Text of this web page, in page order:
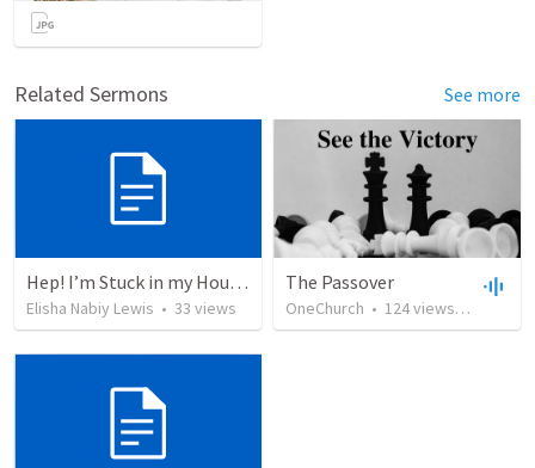
Related Sermons See more
Hep! I’m Stuck in my House and People are Dying!
Elisha Nabiy Lewis • 33 views
The Passover
OneChurch • 124views•